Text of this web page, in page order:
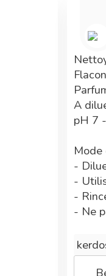
développements ont
A
pH 7
Mode
-
-
-
- Ne
-